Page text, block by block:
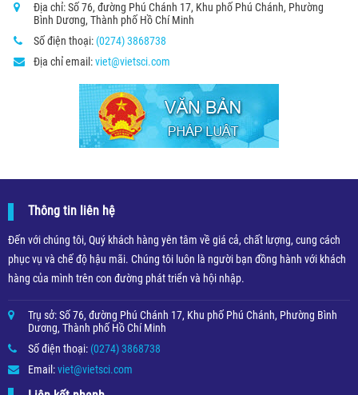
Địa chỉ: Số 76, đường Phú Chánh 17, Khu phố Phú Chánh, Phường
Bình Dương, Thành phố Hồ Chí Minh
Số điện thoại: (0274) 3868738
Địa chỉ email:viet@vietsci.com
Thông tin liên hệ
Đến với chúng tôi, Quý khách hàng yên tâm về giá cả, chất lượng, cung cách
phục vụ và chế độ hậu mãi. Chúng tôi luôn là người bạn đồng hành với khách
hàng của mình trên con đường phát triển và hội nhập.
Trụ sở: Số 76, đường Phú Chánh 17, Khu phố Phú Chánh, Phường Bình
Dương, Thành phố Hồ Chí Minh
Số điện thoại: (0274) 3868738
Email:viet@vietsci.com